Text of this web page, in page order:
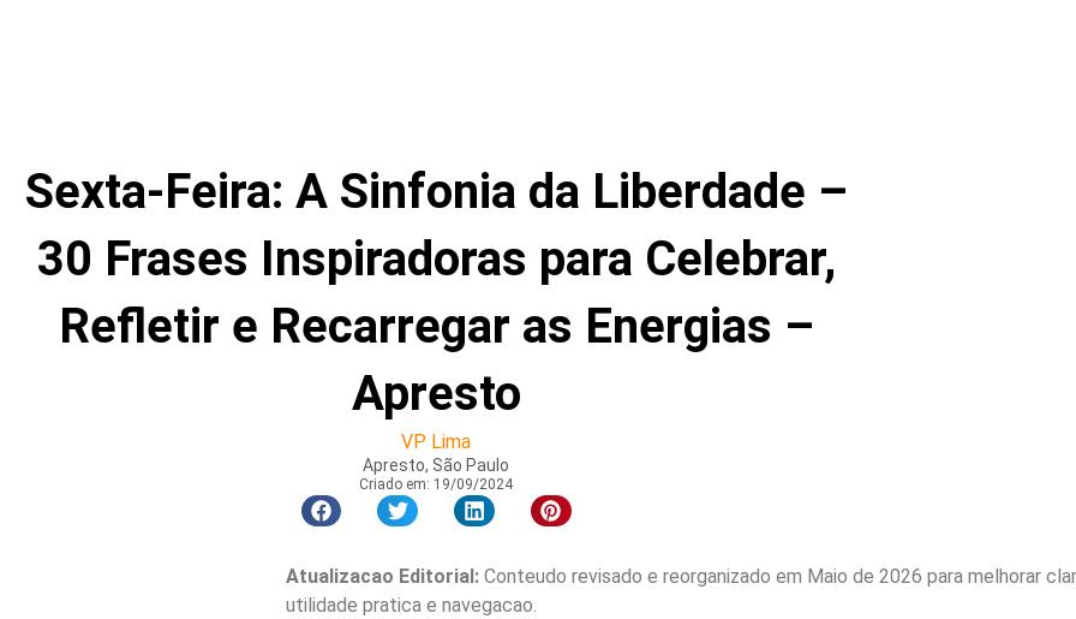
Sexta-Feira: A Sinfonia da Liberdade –
30 Frases Inspiradoras para Celebrar,
Refletir e Recarregar as Energias –
Apresto
VP Lima
Apresto, São Paulo
Criado em: 19/09/2024
Atualizacao Editorial:Conteudo revisado e reorganizado em Maio de 2026 para melhorar
utilidade pratica e navegacao.